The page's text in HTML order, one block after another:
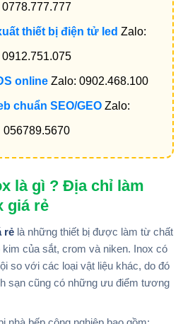
0778.777.777
thiết bị điện tử led Zalo:
0912.751.075
onlineZalo: 0902.468.100
chuẩn SEO/GEO Zalo:
056789.5670
là gì ? Địa chỉ làm
giá rẻ
rẻ là những thiết bị được làm từ chất
kim của sắt, crom và niken. Inox có
so với các loại vật liệu khác, do đó
sạn cũng có những ưu điểm tương